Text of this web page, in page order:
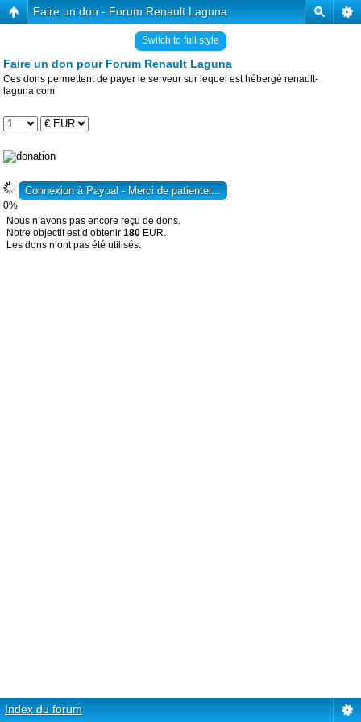
Faire un don - Forum Renault Laguna
Switch to full style
Faire un don pour Forum Renault Laguna
Ces dons permettent de payer le serveur sur lequel est hébergé renault-
laguna.com
0%
Nous n’avons pas encore reçu de dons.
Notre objectif est d’obtenir 180 EUR.
Les dons n’ont pas été utilisés.
Index du forum